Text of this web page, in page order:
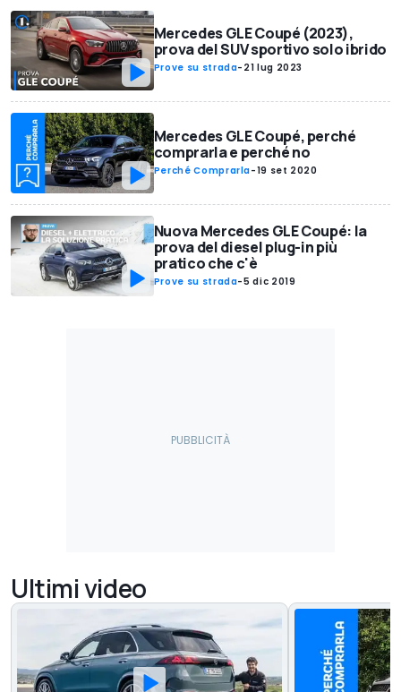
Mercedes GLE Coupé (2023),
prova del SUV sportivo solo ibrido
Prove su strada- 21 lug 2023
Mercedes GLE Coupé, perché
comprarla e perché no
Perché Comprarla-19 set 2020
Nuova Mercedes GLE Coupé: la
prova del diesel plug-in più
pratico che c'è
Prove su strada-5 dic 2019
Ultimi video